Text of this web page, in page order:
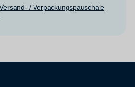
Versand- / Verpackungspauschale